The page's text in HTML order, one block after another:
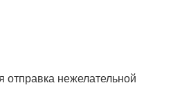
нежелательной